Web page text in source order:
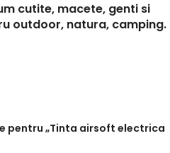
cutite, macete, genti si
outdoor, natura, camping.
pentru „Tinta airsoft electrica